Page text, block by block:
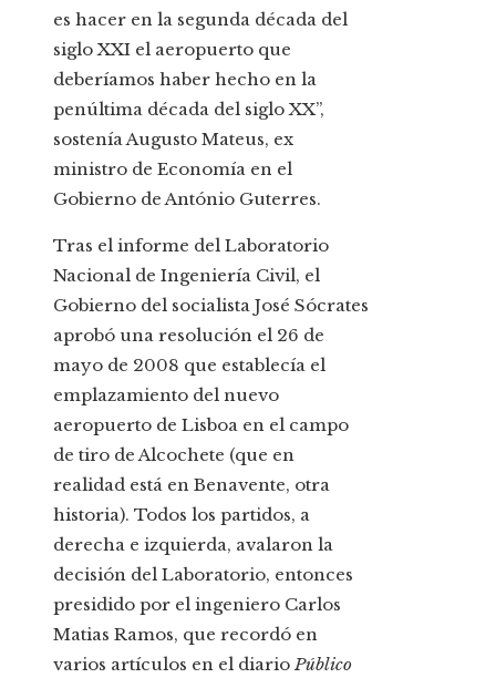
es hacer en la segunda década del
siglo XXI el aeropuerto que
deberíamos haber hecho en la
penúltima década del siglo XX”,
sostenía Augusto Mateus, ex
ministro de Economía en el
Gobierno de António Guterres.
Tras el informe del Laboratorio
Nacional de Ingeniería Civil, el
Gobierno del socialista José Sócrates
aprobó una resolución el 26 de
mayo de 2008 que establecía el
emplazamiento del nuevo
aeropuerto de Lisboa en el campo
de tiro de Alcochete (que en
realidad está en Benavente, otra
historia). Todos los partidos, a
derecha e izquierda, avalaron la
decisión del Laboratorio, entonces
presidido por el ingeniero Carlos
Matias Ramos, que recordó en
varios artículos en el diarioPúblico